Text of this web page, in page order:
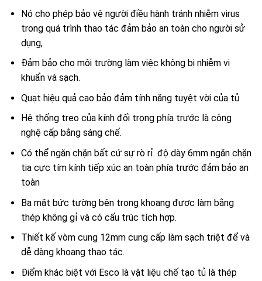
Nó cho phép bảo vệ người điều hành tránh nhiễm virus
trong quá trình thao tác đảm bảo an toàn cho người sử
dụng,
Đảm bảo cho môi trường làm việc không bị nhiễm vi
khuẩn và sạch.
Quạt hiệu quả cao bảo đảm tính năng tuyệt vời của tủ
Hệ thống treo của kính đối trọng phía trước là công
nghệ cấp bằng sáng chế.
Có thể ngăn chặn bất cứ sự rò rỉ. độ dày 6mm ngăn chặn
tia cực tím kính tiếp xúc an toàn phía trước đảm bảo an
toàn
Ba mặt bức tường bên trong khoang được làm bằng
thép không gỉ và có cấu trúc tích hợp.
Thiết kế vòm cung 12mm cung cấp làm sạch triệt để và
dễ dàng khoang thao tác.
Điểm khác biệt với Esco là vật liệu chế tạo tủ là thép